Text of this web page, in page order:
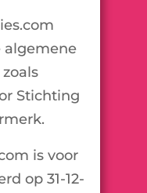
algemene
Stichting
is voor
op 31-12-